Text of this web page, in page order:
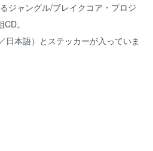
ジャングル/ブレイクコア・プロジ
。
日本語）とステッカーが入っていま